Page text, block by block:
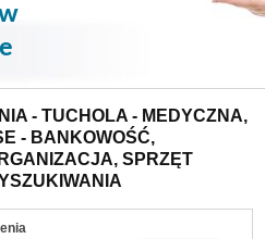
- TUCHOLA - MEDYCZNA,
- BANKOWOŚĆ,
SPRZĘT